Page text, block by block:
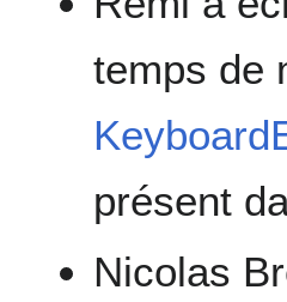
temps de
présent
Nicolas